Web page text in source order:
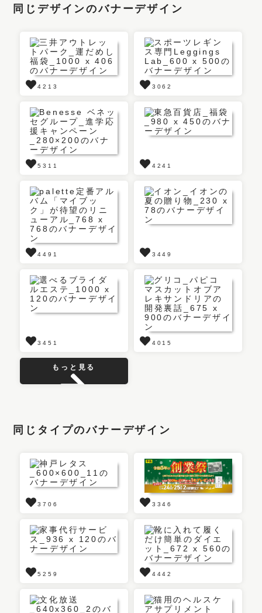
同じデザインのバナーデザイン
4213 3062
5311 4241
4491 3449
3451 4015
もっと見る
同じタイプのバナーデザイン
3706 3346
5259 4442